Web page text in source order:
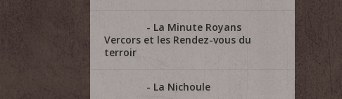
La Minute Royans
Vercors et les Rendez-vous du
terroir
La Nichoule